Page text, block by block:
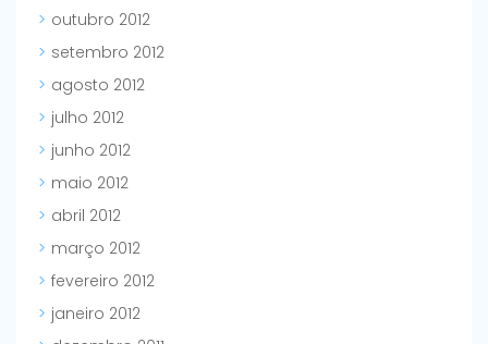
outubro 2012
setembro 2012
agosto 2012
julho 2012
junho 2012
maio 2012
abril 2012
março 2012
fevereiro 2012
janeiro 2012